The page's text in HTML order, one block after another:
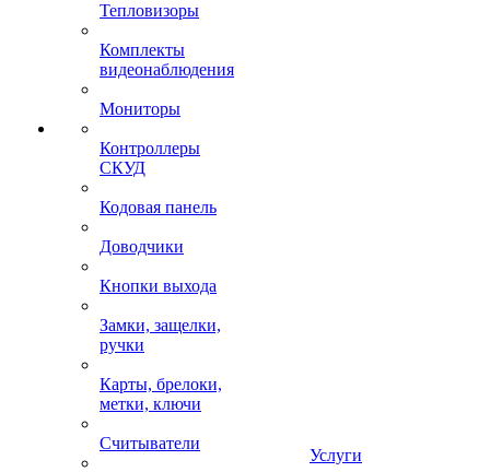
Тепловизоры
Комплекты
видеонаблюдения
Мониторы
Контроллеры
СКУД
Кодовая панель
Доводчики
Кнопки выхода
Замки, защелки,
ручки
Карты, брелоки,
метки, ключи
Считыватели
Услуги